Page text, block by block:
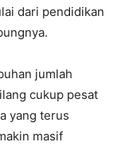
dari pendidikan
jumlah
cukup pesat
yang terus
masif